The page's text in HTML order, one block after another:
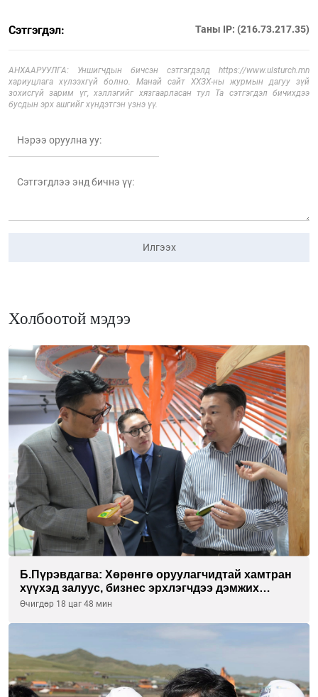
Сэтгэгдэл: Таны IP: (216.73.217.35)
АНХААРУУЛГА: Уншигчдын бичсэн сэтгэгдэлд https://www.ulsturch.mn
хариуцлага хүлээхгүй болно. Манай сайт ХХЗХ-ны журмын дагуу зүй
зохисгүй зарим үг, хэллэгийг хязгаарласан тул Та сэтгэгдэл бичихдээ
бусдын эрх ашгийг хүндэтгэн үзнэ үү.
Илгээх
Холбоотой мэдээ
Б.Пүрэвдагва: Хөрөнгө оруулагчидтай хамтран
хүүхэд залуус, бизнес эрхлэгчдээ дэмжих
инкубатор төвүүдийг хотын захын
Өчигдөр 18 цаг 48 мин